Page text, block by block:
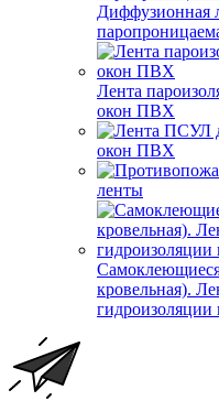
Диффузионная
Лента
окон ПВХ
окон ПВХ
ленты
кровельная).
гидроизоляции